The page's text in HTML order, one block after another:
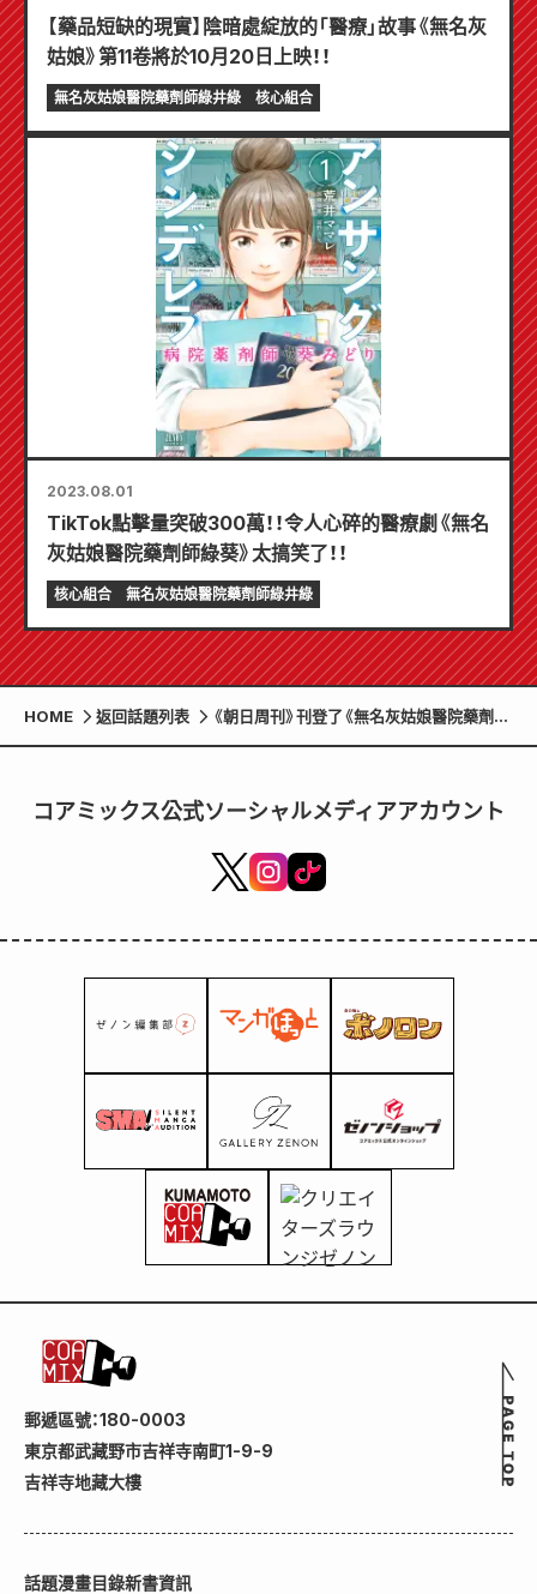
【藥品短缺的現實】陰暗處綻放的「醫療」故事《無名灰
姑娘》第11卷將於10月20日上映！！
無名灰姑娘醫院藥劑師綠井綠 核心組合
2023.08.01
TikTok點擊量突破300萬！！令人心碎的醫療劇《無名
灰姑娘醫院藥劑師綠葵》太搞笑了！！
核心組合 無名灰姑娘醫院藥劑師綠井綠
HOME 返回話題列表
《朝日周刊》刊登了《無名灰姑娘醫院藥劑師
コアミックス公式ソーシャルメディアアカウント
郵遞區號：180-0003
東京都武藏野市吉祥寺南町1-9-9
吉祥寺地藏大樓
話題漫畫目錄新書資訊